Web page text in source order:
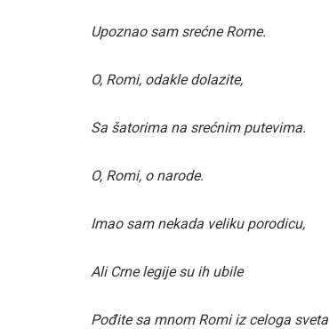
Upoznao sam srećne Rome.
O, Romi, odakle dolazite,
Sa šatorima na srećnim putevima.
O, Romi, o narode.
Imao sam nekada veliku porodicu,
Ali Crne legije su ih ubile
Pođite sa mnom Romi iz celoga sveta